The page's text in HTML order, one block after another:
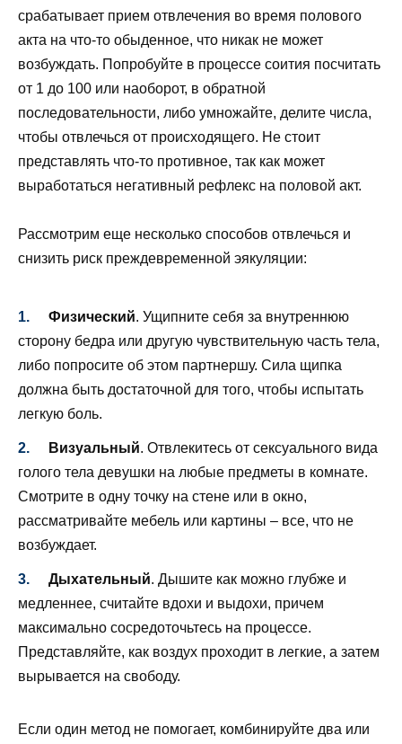
срабатывает прием отвлечения во время полового
акта на что-то обыденное, что никак не может
возбуждать. Попробуйте в процессе соития посчитать
от 1 до 100 или наоборот, в обратной
последовательности, либо умножайте, делите числа,
чтобы отвлечься от происходящего. Не стоит
представлять что-то противное, так как может
выработаться негативный рефлекс на половой акт.
Рассмотрим еще несколько способов отвлечься и
снизить риск преждевременной эякуляции:
Физический. Ущипните себя за внутреннюю
сторону бедра или другую чувствительную часть тела,
либо попросите об этом партнершу. Сила щипка
должна быть достаточной для того, чтобы испытать
легкую боль.
Визуальный. Отвлекитесь от сексуального вида
голого тела девушки на любые предметы в комнате.
Смотрите в одну точку на стене или в окно,
рассматривайте мебель или картины – все, что не
возбуждает.
Дыхательный. Дышите как можно глубже и
медленнее, считайте вдохи и выдохи, причем
максимально сосредоточьтесь на процессе.
Представляйте, как воздух проходит в легкие, а затем
вырывается на свободу.
Если один метод не помогает, комбинируйте два или